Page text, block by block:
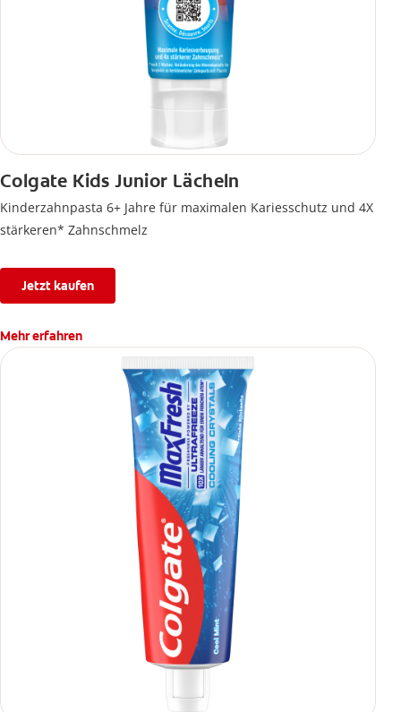
Colgate Kids Junior Lächeln
Kinderzahnpasta 6+ Jahre für maximalen Kariesschutz und 4X
stärkeren* Zahnschmelz
Jetzt kaufen
Mehr erfahren